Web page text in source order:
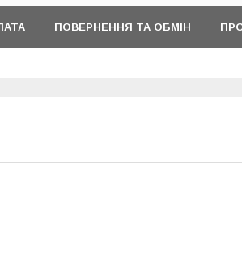
ПОВЕРНЕННЯ ТА ОБМІН